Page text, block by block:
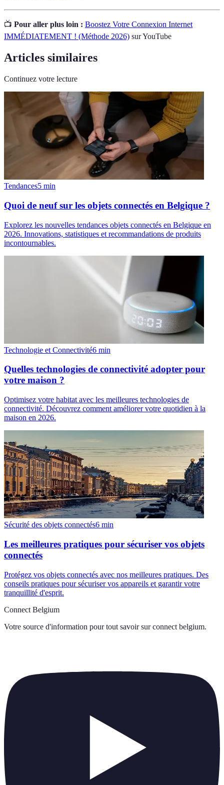
📺 Pour aller plus loin : Boostez Votre Connexion Internet
IMMÉDIATEMENT ! (Méthode 2026) sur YouTube
Articles similaires
Continuez votre lecture
Tendances5 min
Quoi de neuf sur les objets connectés en Belgique ?
Explorez les nouvelles tendances objets connectés en Belgique en
2026. Innovations, statistiques et recommandations de produits
incontournables.
Technologie et Connectivité6 min
Quelles technologies de connectivité adopter pour
votre maison ?
Optimisez votre habitat avec les meilleures technologies de
connectivité. Découvrez comment améliorer votre quotidien à la
maison en 2026.
Sécurité des objets connectés6 min
Les meilleures pratiques pour sécuriser vos objets
connectés
Protégez vos objets connectés avec nos meilleures pratiques. Des
conseils pratiques pour sécuriser vos appareils et garantir votre
tranquillité d'esprit.
Connect Belgium
Votre source d'information pour tout savoir sur connect belgium.